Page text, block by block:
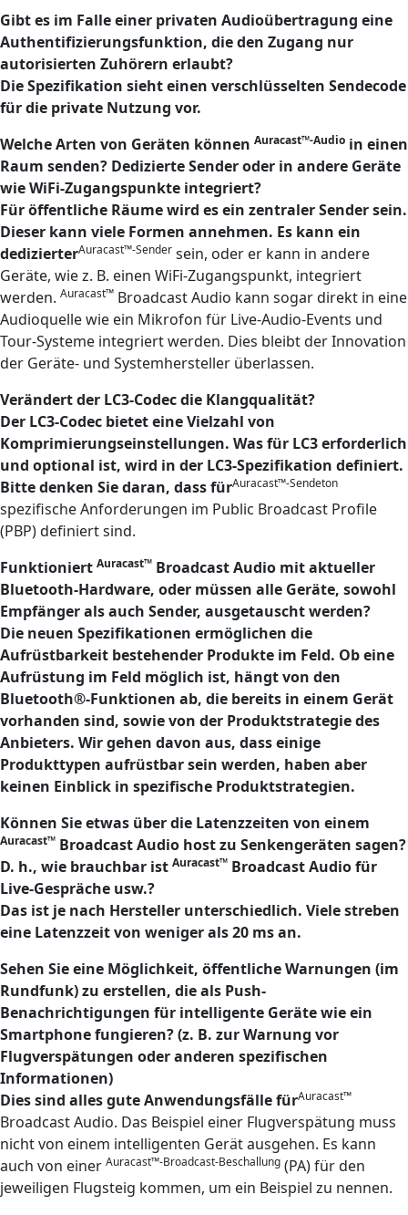
Gibt es im Falle einer privaten Audioübertragung eine
Authentifizierungsfunktion, die den Zugang nur
autorisierten Zuhörern erlaubt?
Die Spezifikation sieht einen verschlüsselten Sendecode
für die private Nutzung vor.
Welche Arten von Geräten können Auracast™-Audio in einen
Raum senden? Dedizierte Sender oder in andere Geräte
wie WiFi-Zugangspunkte integriert?
Für öffentliche Räume wird es ein zentraler Sender sein.
Dieser kann viele Formen annehmen. Es kann ein
dedizierterAuracast™-Sender sein, oder er kann in andere
Geräte, wie z. B. einen WiFi-Zugangspunkt, integriert
werden. Auracast™ Broadcast Audio kann sogar direkt in eine
Audioquelle wie ein Mikrofon für Live-Audio-Events und
Tour-Systeme integriert werden. Dies bleibt der Innovation
der Geräte- und Systemhersteller überlassen.
Verändert der LC3-Codec die Klangqualität?
Der LC3-Codec bietet eine Vielzahl von
Komprimierungseinstellungen. Was für LC3 erforderlich
und optional ist, wird in der LC3-Spezifikation definiert.
Bitte denken Sie daran, dass fürAuracast™-Sendeton
spezifische Anforderungen im Public Broadcast Profile
(PBP) definiert sind.
Funktioniert Auracast™ Broadcast Audio mit aktueller
Bluetooth-Hardware, oder müssen alle Geräte, sowohl
Empfänger als auch Sender, ausgetauscht werden?
Die neuen Spezifikationen ermöglichen die
Aufrüstbarkeit bestehender Produkte im Feld. Ob eine
Aufrüstung im Feld möglich ist, hängt von den
Bluetooth®-Funktionen ab, die bereits in einem Gerät
vorhanden sind, sowie von der Produktstrategie des
Anbieters. Wir gehen davon aus, dass einige
Produkttypen aufrüstbar sein werden, haben aber
keinen Einblick in spezifische Produktstrategien.
Können Sie etwas über die Latenzzeiten von einem
Auracast™ Broadcast Audio host zu Senkengeräten sagen?
D. h., wie brauchbar ist Auracast™ Broadcast Audio für
Live-Gespräche usw.?
Das ist je nach Hersteller unterschiedlich. Viele streben
eine Latenzzeit von weniger als 20 ms an.
Sehen Sie eine Möglichkeit, öffentliche Warnungen (im
Rundfunk) zu erstellen, die als Push-
Benachrichtigungen für intelligente Geräte wie ein
Smartphone fungieren? (z. B. zur Warnung vor
Flugverspätungen oder anderen spezifischen
Informationen)
Dies sind alles gute Anwendungsfälle fürAuracast™
Broadcast Audio. Das Beispiel einer Flugverspätung muss
nicht von einem intelligenten Gerät ausgehen. Es kann
auch von einer Auracast™-Broadcast-Beschallung (PA) für den
jeweiligen Flugsteig kommen, um ein Beispiel zu nennen.